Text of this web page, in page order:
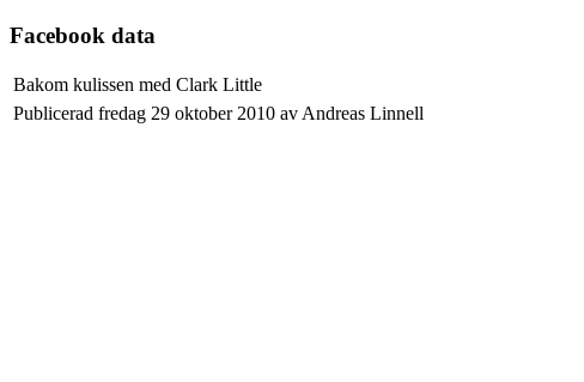
Facebook data
Bakom kulissen med Clark Little
Publicerad fredag 29 oktober 2010 av Andreas Linnell